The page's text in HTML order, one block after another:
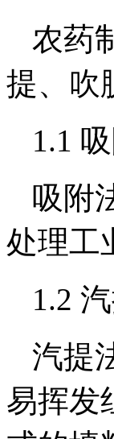
农药
提、吹
1.1
吸附
处理工
1.2
汽提
易挥发